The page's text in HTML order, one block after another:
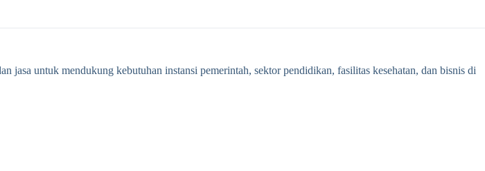
jasa untuk mendukung kebutuhan instansi pemerintah, sektor pendidikan, fasilitas kesehatan, dan bisnis di